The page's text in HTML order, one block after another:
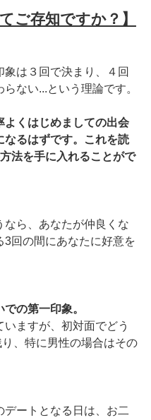
ご存知ですか？】
は３回で決まり、４回
ない...という理論です。
よくはじめましての出会
なるはずです。これを読
法を手に入れることがで
なら、あなたが仲良くな
3回の間にあなたに好意を
の第一印象。
ますが、初対面でどう
、特に男性の場合はその
ートとなる日は、お二